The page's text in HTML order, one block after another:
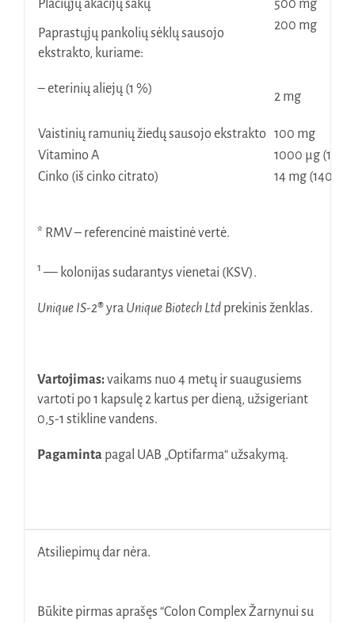
Plačiųjų akacijų sakų 500 mg
Paprastųjų pankolių sėklų sausojo
ekstrakto, kuriame:
– eterinių aliejų (1 %)
200 mg
2 mg
Vaistinių ramunių žiedų sausojo ekstrakto
100 mg
Vitamino A
1000 µg
Cinko (iš cinko citrato)
14 mg (140%
* RMV – referencinė maistinė vertė.
1 –– kolonijas sudarantys vienetai (KSV).
Unique IS-2®yra Unique Biotech Ltdprekinis ženklas.
Vartojimas:vaikams nuo 4 metų ir suaugusiems
vartoti po 1 kapsulę 2 kartus per dieną, užsigeriant
0,5-1 stikline vandens.
Pagaminta pagal UAB „Optifarma“ užsakymą.
Atsiliepimų dar nėra.
Būkite pirmas aprašęs “Colon Complex Žarnynui su